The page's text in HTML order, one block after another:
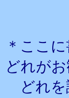
＊ここ
どれが
どれを